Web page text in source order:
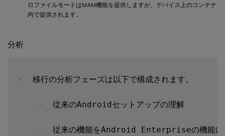
ロファイルモードはMAM機能を提供しますが、デバイス上のコンテナ
内で提供されます。
分析
-
  移行の分析フェーズは以下で構成されます。
-
  従来のAndroidセットアップの理解
-